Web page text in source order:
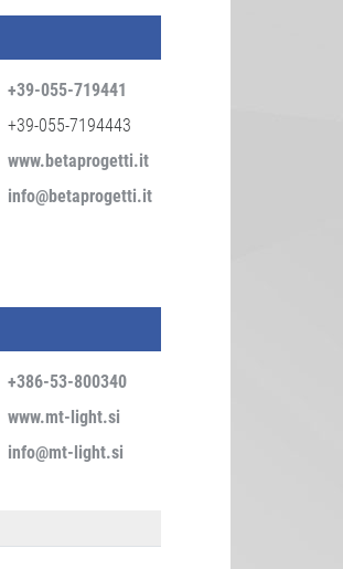
+39-055-719441
+39-055-7194443
www.betaprogetti.it
info@betaprogetti.it
+386-53-800340
www.mt-light.si
info@mt-light.si